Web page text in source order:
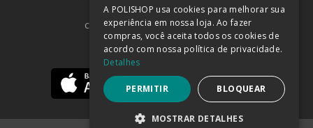
COMPRA 100% SEGURA (SAIBA MAIS)
BAIXE NOSSO APP
A POLISHOP usa cookies para melhorar sua
experiência em nossa loja. Ao fazer
compras, você aceita todos os cookies de
acordo com nossa política de privacidade.
Detalhes
PERMITIR BLOQUEAR
MOSTRAR DETALHES